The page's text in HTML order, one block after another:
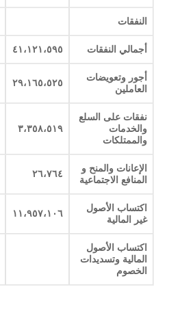
النفقات
أجمالي النفقات ٤١،١٢١،٥٩٥
أجور وتعويضات
العاملين
٢٩،١٦٥،٥٢٥
نفقات على السلع
والخدمات
والممتلكات
٣،٣٥٨،٥١٩
الإعانات والمنح و
المنافع الاجتماعية
٢٦،٧٦٤
اكتساب الأصول
غير المالية
١١،٩٥٧،١٠٦
اكتساب الأصول
المالية وتسديدات
الخصوم